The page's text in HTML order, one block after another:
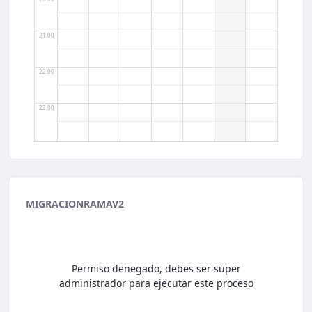
21:00
22:00
23:00
MIGRACIONRAMAV2
Permiso denegado, debes ser super
administrador para ejecutar este proceso